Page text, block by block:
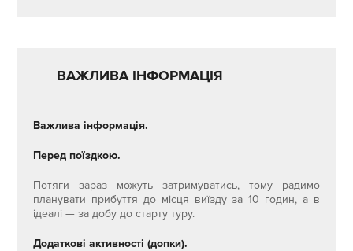
ВАЖЛИВА ІНФОРМАЦІЯ
Важлива інформація.
Перед поїздкою.
Потяги зараз можуть затримуватись, тому радимо
планувати прибуття до місця виїзду за 10 годин, а в
ідеалі — за добу до старту туру.
Додаткові активності (допки).